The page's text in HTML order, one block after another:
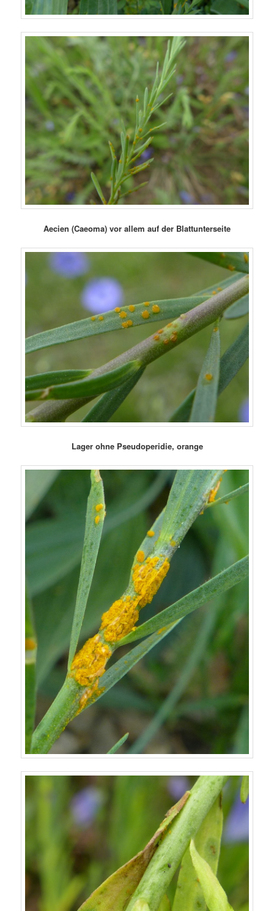
Aecien (Caeoma) vor allem auf der Blattunterseite
Lager ohne Pseudoperidie, orange